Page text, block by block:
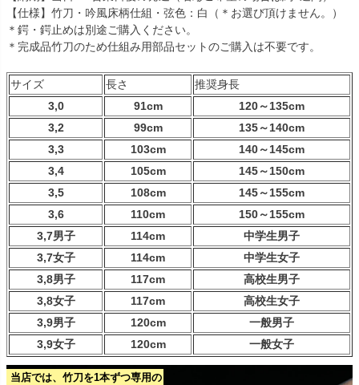
【仕様】竹刀・吟風床柄仕組・弦色：白（＊お選び頂けません。）
＊鍔・鍔止めは別途ご購入ください。
＊完成品竹刀のため仕組み用部品セットのご購入は不要です。
サイズ 長さ
推奨身長
3,0
91cm
120～135cm
3,2
99cm
135～140cm
3,3
103cm
140～145cm
3,4
105cm
145～150cm
3,5
108cm
145～155cm
3,6
110cm
150～155cm
3,7男子
114cm
中学生男子
3,7女子
114cm
中学生女子
3,8男子
117cm
高校生男子
3,8女子
117cm
高校生女子
3,9男子
120cm
一般男子
3,9女子
120cm 一般女子
当店では、竹刀を1本ずつ専用の